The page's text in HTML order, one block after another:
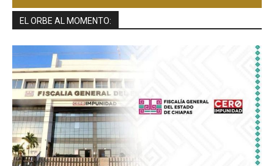
EL ORBE AL MOMENTO: